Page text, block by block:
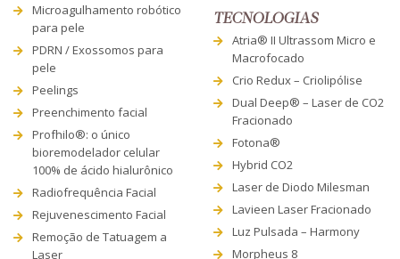
Microagulhamento robótico
para pele
PDRN / Exossomos para
pele
Peelings
Preenchimento facial
Profhilo®: o único
bioremodelador celular
100% de ácido hialurônico
Radiofrequência Facial
Rejuvenescimento Facial
Remoção de Tatuagem a
Laser
TECNOLOGIAS
Atria® II Ultrassom Micro e
Macrofocado
Crio Redux – Criolipólise
Dual Deep® – Laser de CO2
Fracionado
Fotona®
Hybrid CO2
Laser de Diodo Milesman
Lavieen Laser Fracionado
Luz Pulsada – Harmony
Morpheus 8